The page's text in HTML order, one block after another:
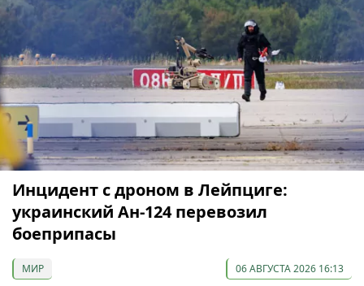
Инцидент с дроном в Лейпциге:
украинский Ан-124 перевозил
боеприпасы
МИР 06 АВГУСТА 2026 16:13